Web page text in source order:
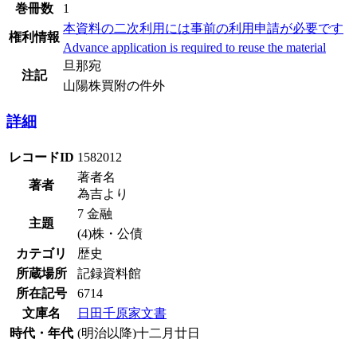
巻冊数
1
権利情報
本資料の二次利用には事前の利用申請が必要です
Advance application is required to reuse the material
注記
旦那宛
山陽株買附の件外
詳細
レコードID 1582012
著者
著者名
為吉より
主題
7 金融
(4)株・公債
カテゴリ
歴史
所蔵場所
記録資料館
所在記号
6714
文庫名
日田千原家文書
時代・年代 (明治以降)十二月廿日